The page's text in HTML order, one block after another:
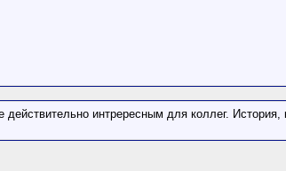
интрересным для коллег. История,